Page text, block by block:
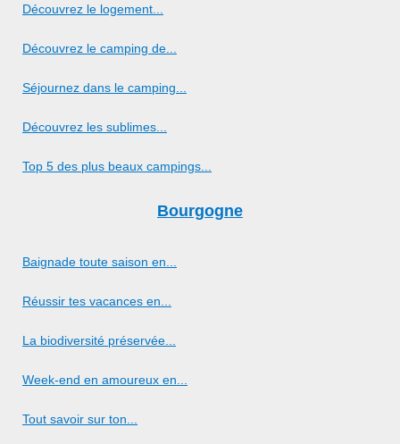
Découvrez le logement...
Découvrez le camping de...
Séjournez dans le camping...
Découvrez les sublimes...
Top 5 des plus beaux campings...
Bourgogne
Baignade toute saison en...
Réussir tes vacances en...
La biodiversité préservée...
Week-end en amoureux en...
Tout savoir sur ton...